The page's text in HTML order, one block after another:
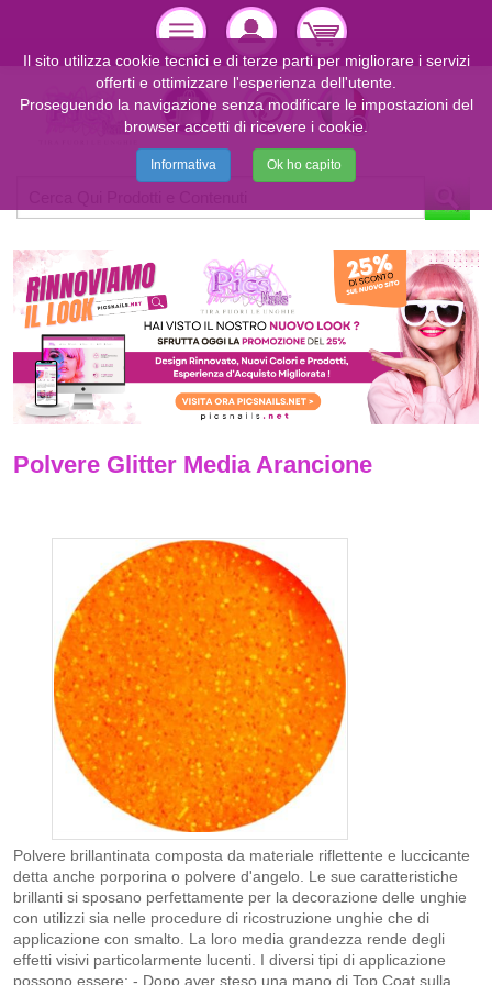
Polvere Glitter Media Arancione
Polvere brillantinata composta da materiale riflettente e luccicante
detta anche porporina o polvere d'angelo. Le sue caratteristiche
brillanti si sposano perfettamente per la decorazione delle unghie
con utilizzi sia nelle procedure di ricostruzione unghie che di
applicazione con smalto. La loro media grandezza rende degli
effetti visivi particolarmente lucenti. I diversi tipi di applicazione
possono essere: - Dopo aver steso una mano di Top Coat sulla
Il sito utilizza cookie tecnici e di terze parti per migliorare i servizi
offerti e ottimizzare l'esperienza dell'utente.
Proseguendo la navigazione senza modificare le impostazioni del
browser accetti di ricevere i cookie.
Informativa Ok ho capito